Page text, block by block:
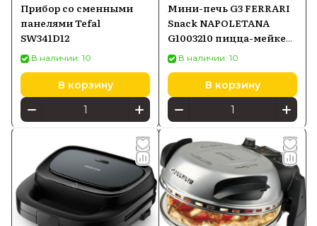
Прибор со сменными
панелями Tefal
SW341D12
В наличии: 10
В корзину
Мини-печь G3 FERRARI
Snack NAPOLETANA
G1003210 пицца-мейкер
чёрный
В наличии: 10
В корзину